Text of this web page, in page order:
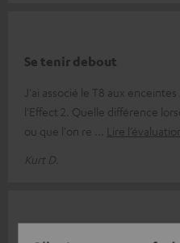
Se tenir debout
J'ai associé le T8 aux
l'Effect 2. Quelle différence
ou que l'on re
Lire
Kurt D.